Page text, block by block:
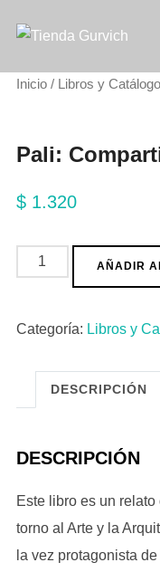
Inicio/ Libros y
Pali:
$1.320
Pali:
Compartiendo
cantidad
AÑADIR
Categoría: Libros y
DESCRIPCIÓN
DESCRIPCIÓN
Este libro es un
torno al Arte y la
la vez protagonista